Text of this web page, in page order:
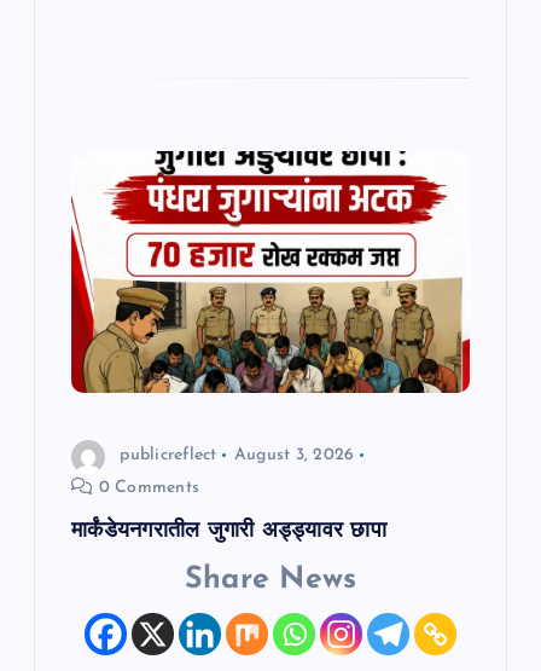
publicreflect
August 3, 2026
0 Comments
मार्कंडेयनगरातील जुगारी अड्ड्यावर छापा
Share News